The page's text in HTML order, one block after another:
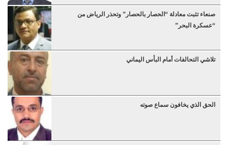
صنعاء تثبت معادلة “الحصار بالحصار” وتحذر الرياض من
“عسكرة البحر”
تلاشي التحالفات أمام البأس اليماني
الحق الذي يخافون سماع صوته